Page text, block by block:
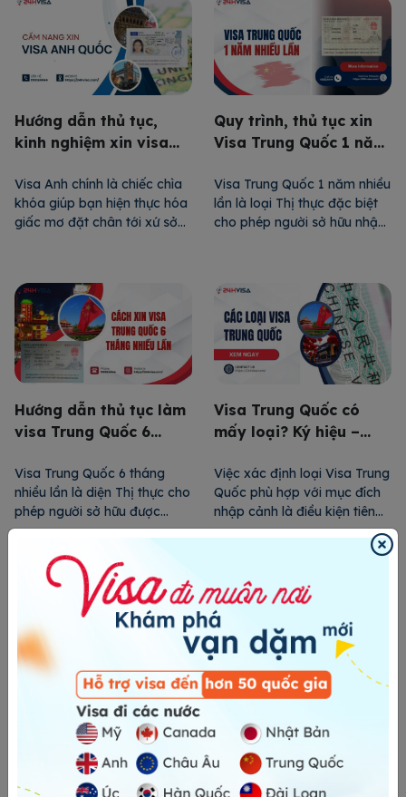
tượng áp dụng, mục đích,
thời hạn và các yêu cầu.
Trong bài viết này, 24H Visa
trong bài viết này, 24H Visa
sẽ chia sẻ những thông tin,
kinh nghiệm cần thiết để bạn
[…]
Hướng dẫn thủ tục,
kinh nghiệm xin visa
Visa Anh chính là chiếc chìa
khóa giúp bạn hiện thực hóa
giấc mơ đặt chân tới xứ sở
Qua bài viết dưới đây, 24H
Visa sẽ cung cấp thông tin
chi tiết về điều kiện các loại
Thị thực Anh Quốc, chuẩn bị
[…]
Quy trình, thủ tục xin
Visa Trung Quốc 1 năm
Visa Trung Quốc 1 năm nhiều
lần là loại Thị thực đặc biệt
cho phép người sở hữu nhập
tưởng cho những ai có nhu
cầu công tác hoặc du lịch
thường xuyên. Vậy, xin Visa
Trung Quốc 1 năm nhiều lần
có khó […]
Hướng dẫn thủ tục làm
visa Trung Quốc 6
Visa Trung Quốc 6 tháng
nhiều lần là diện Thị thực cho
phép người sở hữu được
nhập cảnh vào Trung Quốc
mang lại sự linh hoạt và
thuận tiện cho những ai có
nhu cầu đi lại thường xuyên.
Trong bài viết này, 24H Visa
sẽ hướng dẫn chi […]
Visa Trung Quốc có
mấy loại? Ký hiệu –
Việc xác định loại Visa Trung
Quốc phù hợp với mục đích
nhập cảnh là điều kiện tiên
quyết để bạn chuẩn bị đầy
đủ hồ sơ và chính xác vì Visa
cùng với nhiều điều kiện khác
nhau. Dưới đây là danh sách
các loại Visa Trung Quốc […]
Hướng dẫn thủ tục làm
visa thăm thân Trung
Quốc Q1, Q2
Visa thăm thân Trung Quốc
là giấy tờ cho phép bạn đến
Quy trình thủ tục xin
Visa thương mại Trung
Quốc tự túc 2024
Visa thương mại Trung Quốc
là Thị thực cấp cho công